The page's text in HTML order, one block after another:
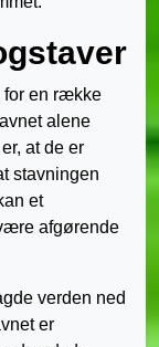
for en række
alene
at de er
stavningen
et
afgørende
verden ned
er